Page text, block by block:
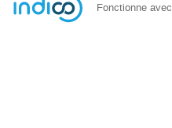
Fonctionne avec